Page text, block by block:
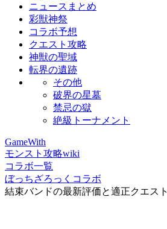
ニュースまとめ
彩獣神祭
コラボ予想
クエスト攻略
神獣の聖域
転界の遺跡
その他
破界の星墓
禁忌の獄
絶級トーナメント
GameWith
モンスト攻略wiki
コラボ一覧
ぼっちざろっくコラボ
結束バンドの最新評価と適正クエスト